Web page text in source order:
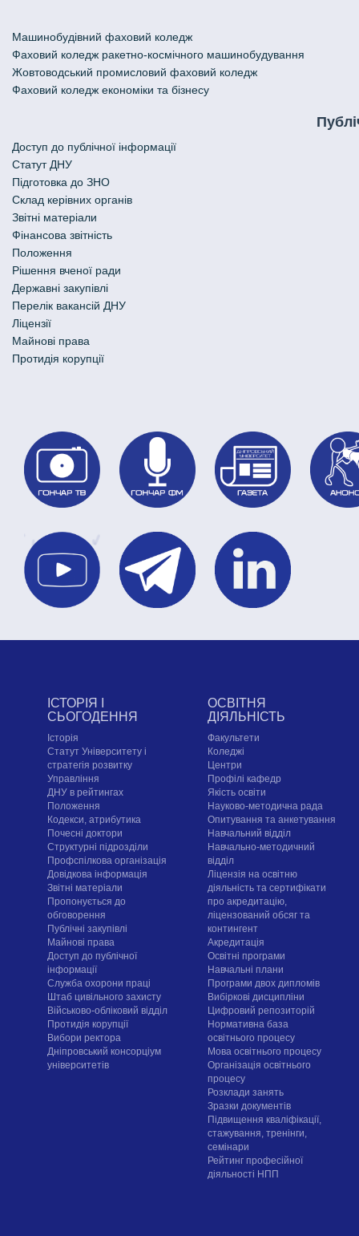
Машинобудівний фаховий коледж
Фаховий коледж ракетно-космічного машинобудування
Жовтоводський промисловий фаховий коледж
Фаховий коледж економіки та бізнесу
Доступ до публічної інформації
Статут ДНУ
Підготовка до ЗНО
Склад керівних органів
Звітні матеріали
Фінансова звітність
Положення
Рішення вченої ради
Державні закупівлі
Перелік вакансій ДНУ
Ліцензії
Майнові права
Протидія корупції
ІСТОРІЯ І
СЬОГОДЕННЯ
Історія
Статут Університету і
стратегія розвитку
Управління
ДНУ в рейтингах
Положення
Кодекси, атрибутика
Почесні доктори
Структурні підрозділи
Профспілкова організація
Довідкова інформація
Звітні матеріали
Пропонується до
обговорення
Публічні закупівлі
Майнові права
Доступ до публічної
інформації
Служба охорони праці
Штаб цивільного захисту
Військово-обліковий відділ
Протидія корупції
Вибори ректора
Дніпровський консорціум
університетів
ОСВІТНЯ
ДІЯЛЬНІСТЬ
Факультети
Коледжі
Центри
Профілі кафедр
Якість освіти
Науково-методична рада
Опитування та анкетування
Навчальний відділ
Навчально-методичний
відділ
Ліцензія на освітню
діяльність та сертифікати
про акредитацію,
ліцензований обсяг та
контингент
Акредитація
Освітні програми
Навчальні плани
Програми двох дипломів
Вибіркові дисципліни
Цифровий репозиторій
Нормативна база
освітнього процесу
Мова освітнього процесу
Організація освітнього
процесу
Розклади занять
Зразки документів
Підвищення кваліфікації,
стажування, тренінги,
семінари
Рейтинг професійної
діяльності НПП